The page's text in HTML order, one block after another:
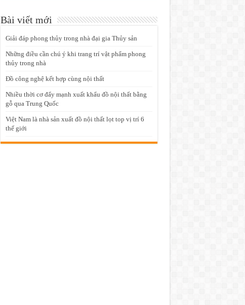
Bài viết mới
Giải đáp phong thủy trong nhà đại gia Thủy sản
Những điều cần chú ý khi trang trí vật phẩm phong
thủy trong nhà
Đồ công nghệ kết hợp cùng nội thất
Nhiều thời cơ đẩy mạnh xuất khẩu đồ nội thất bằng
gỗ qua Trung Quốc
Việt Nam là nhà sản xuất đồ nội thất lọt top vị trí 6
thế giới